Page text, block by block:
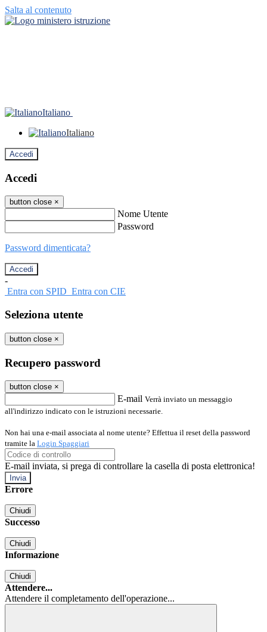
Salta al contenuto
Italiano
Italiano
Accedi
Accedi
button close ×
Nome Utente
Password
Password dimenticata?
-
Entra con SPID Entra con CIE
Seleziona utente
button close ×
Recupero password
button close ×
E-mail Verrà inviato un messaggio
all'indirizzo indicato con le istruzioni necessarie.
Non hai una e-mail associata al nome utente? Effettua il reset della password
tramite la Login Spaggiari
E-mail inviata, si prega di controllare la casella di posta elettronica!
Errore
Chiudi
Successo
Chiudi
Informazione
Chiudi
Attendere...
Attendere il completamento dell'operazione...